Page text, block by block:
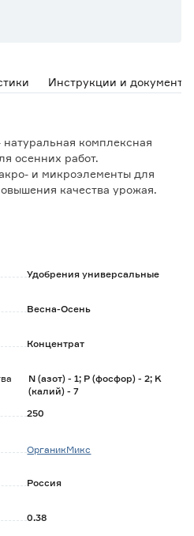
Инструкции и документы
комплексная
осенних работ.
и микроэлементы для
качества урожая.
к перезимовке.
возможен
о способе применения
Удобрения универсальные
Весна-Осень
Концентрат
N (азот) - 1; P (фосфор) - 2; K
(калий) - 7
250
ОрганикМикс
Россия
0.38